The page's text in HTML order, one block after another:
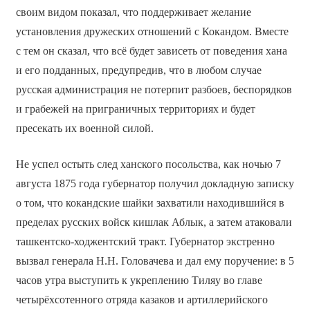
своим видом показал, что поддерживает желание
установления дружеских отношений с Кокандом. Вместе
с тем он сказал, что всё будет зависеть от поведения хана
и его подданных, предупредив, что в любом случае
русская администрация не потерпит разбоев, беспорядков
и грабежей на приграничных территориях и будет
пресекать их военной силой.
Не успел остыть след ханского посольства, как ночью 7
августа 1875 года губернатор получил докладную записку
о том, что кокандские шайки захватили находившийся в
пределах русских войск кишлак Аблык, а затем атаковали
ташкентско-ходжентский тракт. Губернатор экстренно
вызвал генерала Н.Н. Головачева и дал ему поручение: в 5
часов утра выступить к укреплению Тиляу во главе
четырёхсотенного отряда казаков и артиллерийского